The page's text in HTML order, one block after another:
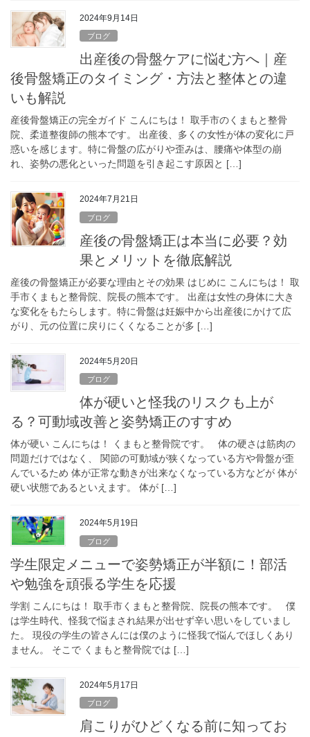
2024年9月14日
ブログ
出産後の骨盤ケアに悩む方へ｜産
後骨盤矯正のタイミング・方法と整体との違
いも解説
産後骨盤矯正の完全ガイド こんにちは！ 取手市のくまもと整骨
院、柔道整復師の熊本です。 出産後、多くの女性が体の変化に戸
惑いを感じます。特に骨盤の広がりや歪みは、腰痛や体型の崩
れ、姿勢の悪化といった問題を引き起こす原因と […]
2024年7月21日
ブログ
産後の骨盤矯正は本当に必要？効
果とメリットを徹底解説
産後の骨盤矯正が必要な理由とその効果 はじめに こんにちは！ 取
手市くまもと整骨院、院長の熊本です。 出産は女性の身体に大き
な変化をもたらします。特に骨盤は妊娠中から出産後にかけて広
がり、元の位置に戻りにくくなることが多 […]
2024年5月20日
ブログ
体が硬いと怪我のリスクも上が
る？可動域改善と姿勢矯正のすすめ
体が硬い こんにちは！ くまもと整骨院です。 体の硬さは筋肉の
問題だけではなく、 関節の可動域が狭くなっている方や骨盤が歪
んでいるため 体が正常な動きが出来なくなっている方などが 体が
硬い状態であるといえます。 体が […]
2024年5月19日
ブログ
学生限定メニューで姿勢矯正が半額に！部活
や勉強を頑張る学生を応援
学割 こんにちは！ 取手市くまもと整骨院、院長の熊本です。 僕
は学生時代、怪我で悩まされ結果が出せず辛い思いをしていまし
た。 現役の学生の皆さんには僕のように怪我で悩んでほしくあり
ません。 そこで くまもと整骨院では […]
2024年5月17日
ブログ
肩こりがひどくなる前に知ってお